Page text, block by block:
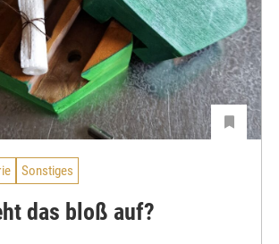
Sonstiges
das bloß auf?